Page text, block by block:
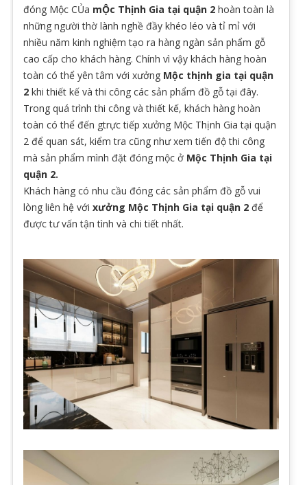
đóng Mộc CỦa mỘc Thịnh Gia tại quận 2 hoàn toàn là
những người thờ lành nghề đầy khéo léo và tỉ mỉ với
nhiều năm kinh nghiệm tạo ra hàng ngàn sản phẩm gỗ
cao cấp cho khách hàng. Chính vì vậy khách hàng hoàn
toàn có thể yên tâm với xưởng Mộc thịnh gia tại quận
2 khi thiết kế và thi công các sản phẩm đồ gỗ tại đây.
Trong quá trình thi công và thiết kế, khách hàng hoàn
toàn có thể đến gtrực tiếp xưởng Mộc Thịnh Gia tại quận
2 để quan sát, kiểm tra cũng như xem tiến độ thi công
mà sản phẩm mình đặt đóng mộc ở Mộc Thịnh Gia tại
quận 2.
Khách hàng có nhu cầu đóng các sản phẩm đồ gỗ vui
lòng liên hệ với xưởng Mộc Thịnh Gia tại quận 2 để
được tư vấn tận tình và chi tiết nhất.